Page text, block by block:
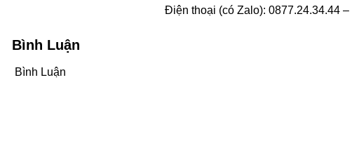
Điện thoại (có Zalo): 0877.24.34.44
Bình Luận
Bình Luận